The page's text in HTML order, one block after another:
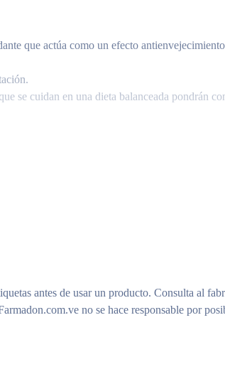
que actúa como un efecto
se cuidan en una dieta balanceada pondrán
antes de usar un producto. Consulta al
no se hace responsable por